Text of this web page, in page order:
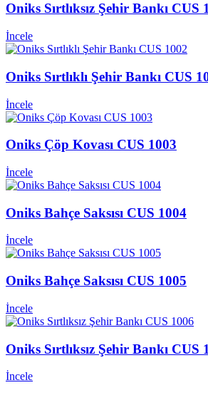
Oniks Sırtlıksız Şehir Bankı CUS
İncele
Oniks Sırtlıklı Şehir Bankı CUS
İncele
Oniks Çöp Kovası CUS 1003
İncele
Oniks Bahçe Saksısı CUS 1004
İncele
Oniks Bahçe Saksısı CUS 1005
İncele
Oniks Sırtlıksız Şehir Bankı CUS
İncele